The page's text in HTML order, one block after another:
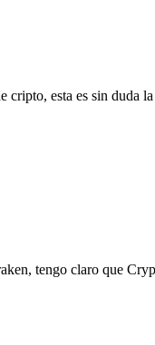
cripto, esta es sin duda
tengo claro que